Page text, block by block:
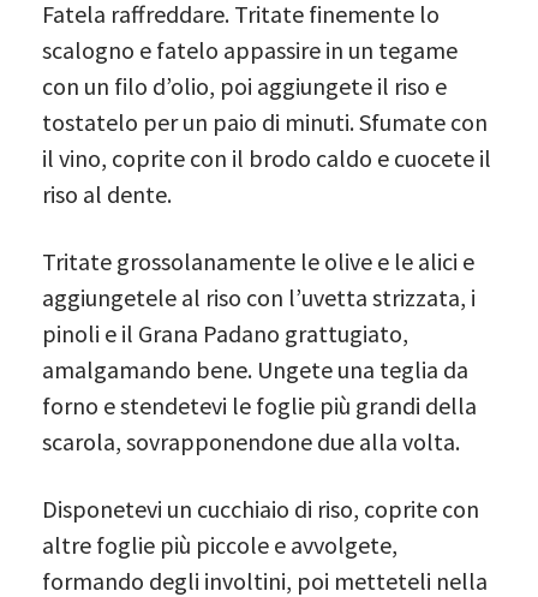
Fatela raffreddare. Tritate finemente lo
scalogno e fatelo appassire in un tegame
con un filo d’olio, poi aggiungete il riso e
tostatelo per un paio di minuti. Sfumate con
il vino, coprite con il brodo caldo e cuocete il
riso al dente.
Tritate grossolanamente le olive e le alici e
aggiungetele al riso con l’uvetta strizzata, i
pinoli e il Grana Padano grattugiato,
amalgamando bene. Ungete una teglia da
forno e stendetevi le foglie più grandi della
scarola, sovrapponendone due alla volta.
Disponetevi un cucchiaio di riso, coprite con
altre foglie più piccole e avvolgete,
formando degli involtini, poi metteteli nella